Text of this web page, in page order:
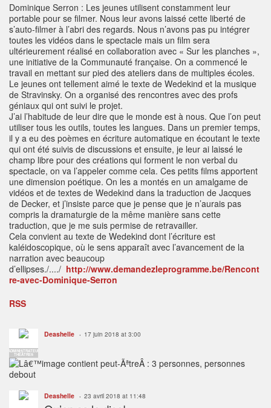
Dominique Serron : Les jeunes utilisent constamment leur
portable pour se filmer. Nous leur avons laissé cette liberté de
s’auto-filmer à l’abri des regards. Nous n’avons pas pu intégrer
toutes les vidéos dans le spectacle mais un film sera
ultérieurement réalisé en collaboration avec « Sur les planches »,
une initiative de la Communauté française. On a commencé le
travail en mettant sur pied des ateliers dans de multiples écoles.
Le jeunes ont tellement aimé le texte de Wedekind et la musique
de Stravinsky. On a organisé des rencontres avec des profs
géniaux qui ont suivi le projet.
J’ai l’habitude de leur dire que le monde est à nous. Que l’on peut
utiliser tous les outils, toutes les langues. Dans un premier temps,
il y a eu des poèmes en écriture automatique en écoutant le texte
qui ont été suivis de discussions et ensuite, je leur ai laissé le
champ libre pour des créations qui forment le non verbal du
spectacle, on va l’appeler comme cela. Ces petits films apportent
une dimension poétique. On les a montés en un amalgame de
vidéos et de textes de Wedekind dans la traduction de Jacques
de Decker, et j’insiste parce que je pense que je n’aurais pas
compris la dramaturgie de la même manière sans cette
traduction, que je me suis permise de retravailler.
Cela convient au texte de Wedekind dont l’écriture est
kaléidoscopique, où le sens apparaît avec l’avancement de la
narration avec beaucoup
d’ellipses./..../ http://www.demandezleprogramme.be/Rencont
re-avec-Dominique-Serron
RSS
ADMINISTRATEUR
THÉÂTRES
Deashelle 17 juin 2018 at 3:00
Deashelle 23 avril 2018 at 11:48